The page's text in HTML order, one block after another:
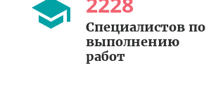
Специалистов по
выполнению
работ